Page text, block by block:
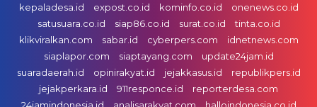
kepaladesa.id
expost.co.id kominfo.co.id
onenews.co.id
satusuara.co.id
siap86.co.id surat.co.id
tinta.co.id
klikviralkan.com
sabar.id cyberpers.com
idnetnews.com
siaplapor.com
siaptayang.com
update24jam.id
suaradaerah.id
opinirakyat.id jejakkasus.id
republikpers.id
jejakperkara.id
911responce.id
reporterdesa.com